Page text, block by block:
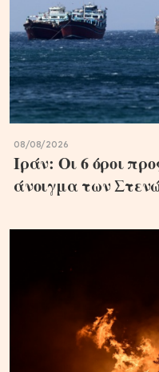
08/08/2026
Ιράν: Οι 6 όροι
άνοιγμα των